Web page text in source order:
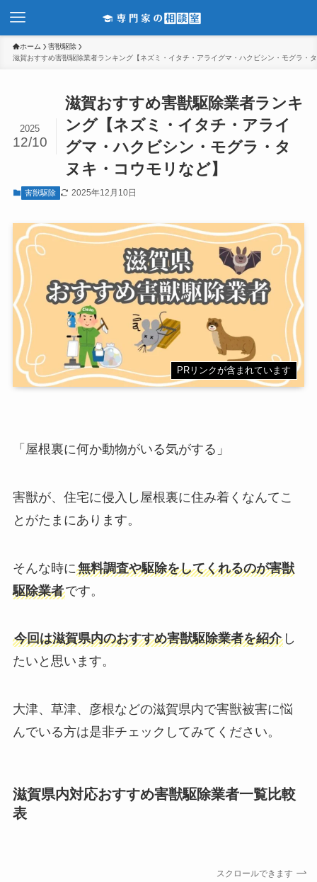
ホーム
害獣駆除
滋賀おすすめ害獣駆除業者ランキング【ネズミ・イタチ・アライグマ・ハクビシン・モグラ・
滋賀おすすめ害獣駆除業者ランキ
ング【ネズミ・イタチ・アライ
グマ・ハクビシン・モグラ・タ
ヌキ・コウモリなど】
2025
12/10
害獣駆除 2025年12月10日
PRリンクが含まれています
「屋根裏に何か動物がいる気がする」
害獣が、住宅に侵入し屋根裏に住み着くなんてこ
とがたまにあります。
そんな時に無料調査や駆除をしてくれるのが害獣
駆除業者です。
今回は滋賀県内のおすすめ害獣駆除業者を紹介し
たいと思います。
大津、草津、彦根などの滋賀県内で害獣被害に悩
んでいる方は是非チェックしてみてください。
滋賀県内対応おすすめ害獣駆除業者一覧比較
表
スクロールできます